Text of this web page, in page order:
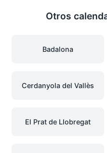
Otros
Badalona
Cerdanyola del Vallès
El Prat de Llobregat